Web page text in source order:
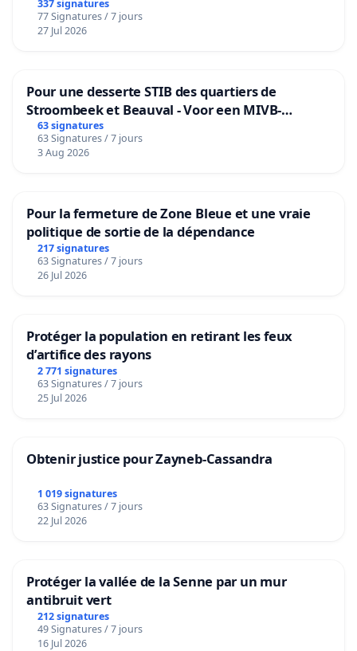
granum basé sur la teneur en protéines
337 signatures
77 Signatures / 7 jours
27 Jul 2026
Pour une desserte STIB des quartiers de
Stroombeek et Beauval - Voor een MIVB-
bediening van de wijken Strombeek en Het
Voor
63 signatures
63 Signatures / 7 jours
3 Aug 2026
Pour la fermeture de Zone Bleue et une vraie
politique de sortie de la dépendance
217 signatures
63 Signatures / 7 jours
26 Jul 2026
Protéger la population en retirant les feux
d’artifice des rayons
2 771 signatures
63 Signatures / 7 jours
25 Jul 2026
Obtenir justice pour Zayneb-Cassandra
1 019 signatures
63 Signatures / 7 jours
22 Jul 2026
Protéger la vallée de la Senne par un mur
antibruit vert
212 signatures
49 Signatures / 7 jours
16 Jul 2026